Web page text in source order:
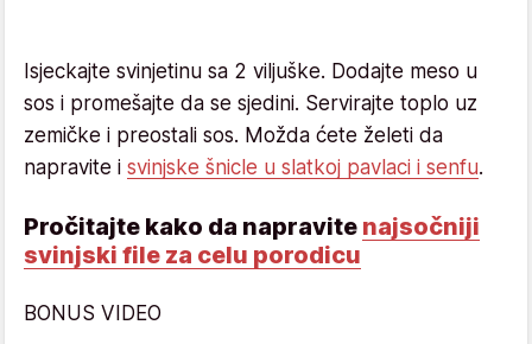
Isjeckajte svinjetinu sa 2 viljuške. Dodajte meso u
sos i promešajte da se sjedini. Servirajte toplo uz
zemičke i preostali sos. Možda ćete želeti da
napravite i svinjske šnicle u slatkoj pavlaci i senfu.
Pročitajte kako da napravite najsočniji
svinjski file za celu porodicu
BONUS VIDEO